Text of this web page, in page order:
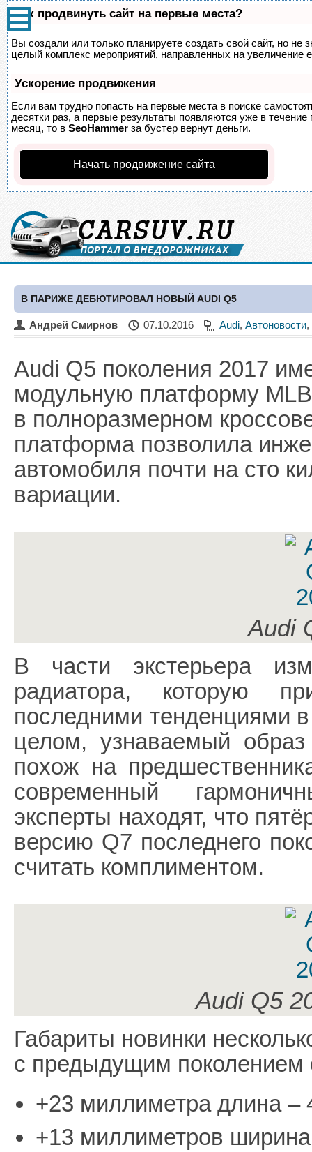
Как продвинуть сайт на первые места?
Вы создали или только планируете создать свой сайт, но не
целый комплекс мероприятий, направленных на увеличение
Ускорение продвижения
Если вам трудно попасть на первые места в поиске
десятки раз, а первые результаты появляются уже в
месяц, то в SeoHammer за бустер вернут деньги.
Начать продвижение сайта
В ПАРИЖЕ ДЕБЮТИРОВАЛ НОВЫЙ AUDI Q5
Андрей Смирнов 07.10.2016 Audi, Автоновости,
Audi Q5 поколения 2017
модульную платформу
в полноразмерном
платформа позволила
автомобиля почти на сто
вариации.
Audi
В части экстерьера
радиатора, которую
последними тенденциями
целом, узнаваемый
похож на
современный
эксперты находят, что
версию Q7 последнего
считать комплиментом.
Audi Q5
Габариты новинки
с предыдущим поколением
+23 миллиметра длина –
+13 миллиметров